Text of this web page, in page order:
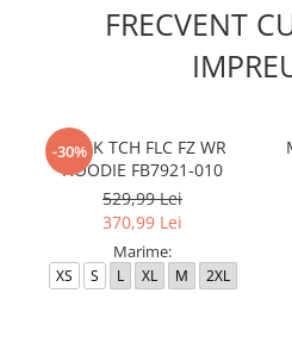
FRECVENT
-30%
M NK TCH FLC FZ WR
HOODIE FB7921-010
529,99 Lei
370,99 Lei
Marime:
XS S L XL M 2XL